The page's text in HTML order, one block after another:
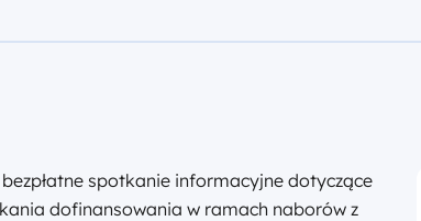
spotkanie informacyjne dotyczące
dofinansowania w ramach naborów z